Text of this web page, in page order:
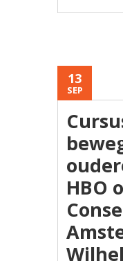
13
SEP
HBO